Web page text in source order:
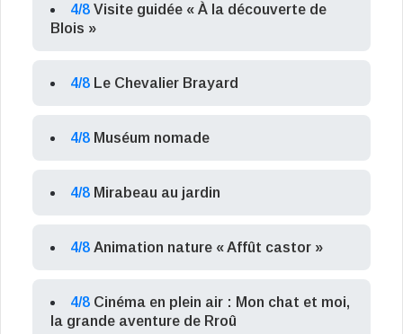
4/8 Visite guidée « À la découverte de
Blois »
4/8 Le Chevalier Brayard
4/8 Muséum nomade
4/8 Mirabeau au jardin
4/8 Animation nature « Affût castor »
4/8 Cinéma en plein air : Mon chat et moi,
la grande aventure de Rroû